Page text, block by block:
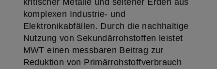
kritischer Metalle und seltener Erden aus
komplexen Industrie- und
Elektronikabfällen. Durch die nachhaltige
Nutzung von Sekundärrohstoffen leistet
MWT einen messbaren Beitrag zur
Reduktion von Primärrohstoffverbrauch